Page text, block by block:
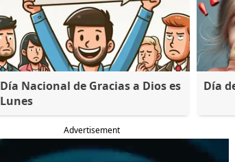
Día Nacional de Gracias a Dios es
Lunes
Día
Advertisement